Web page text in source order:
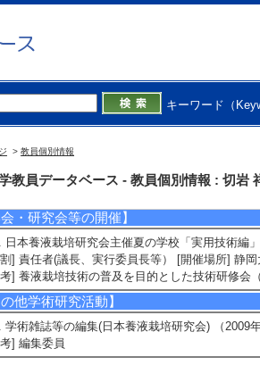
キーワード（
> 教員個別情報
教員データベース - 教員個別情報 : 切岩
農業ビジネス経営体育成のための教育体制・プ
養液栽培培地の極少量化技術による省力・軽労
4月 ) [提供機関] 財団法人しずおか産業創造機
高輝度LEDと亜臨界水抽出法による薬用植物生
生コンソーシアム研究開発事業
】
静岡大学産学連携奨励賞優秀賞 （2016年3月)
会・研究会等の開催】
日本養液栽培研究会主催夏の学校「実用技術編
] 責任者(議長、実行委員長等） [開催場所] 静岡
] 養液栽培技術の普及を目的とした技術研修会（
の他学術研究活動】
学術雑誌等の編集(日本養液栽培研究会) （2009
] 編集委員